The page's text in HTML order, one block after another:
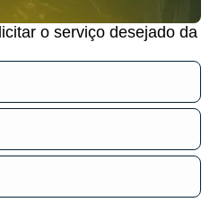
o serviço desejado da